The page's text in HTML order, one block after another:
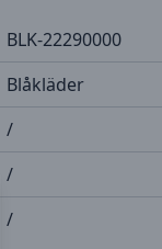
BLK-22290000
Blåkläder
/
/
/